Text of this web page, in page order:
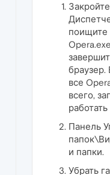
поищите
браузер.
все
всего,
Панель
и папки.
Убрать